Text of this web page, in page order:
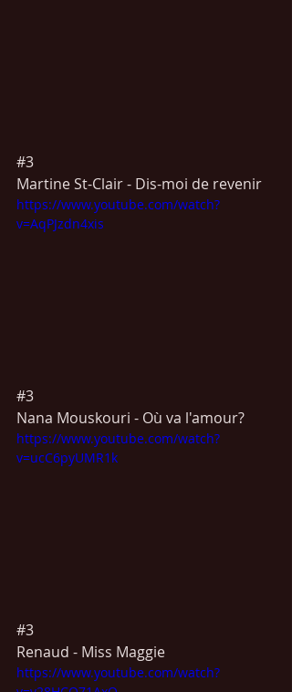
#3
Martine St-Clair - Dis-moi de revenir
https://www.youtube.com/watch?
v=AqPJzdn4xis
#3
Nana Mouskouri - Où va l'amour?
https://www.youtube.com/watch?
v=ucC6pyUMR1k
#3
Renaud - Miss Maggie
https://www.youtube.com/watch?